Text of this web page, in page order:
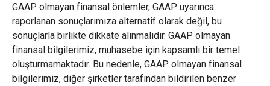
GAAP olmayan finansal önlemler, GAAP uyarınca
raporlanan sonuçlarımıza alternatif olarak değil, bu
sonuçlarla birlikte dikkate alınmalıdır. GAAP olmayan
finansal bilgilerimiz, muhasebe için kapsamlı bir temel
oluşturmamaktadır. Bu nedenle, GAAP olmayan finansal
bilgilerimiz, diğer şirketler tarafından bildirilen benzer